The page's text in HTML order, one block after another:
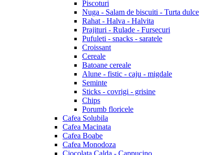
Piscoturi
Nuga - Salam de biscuiti - Turta dulce
Rahat - Halva - Halvita
Prajituri - Rulade - Fursecuri
Pufuleti - snacks - saratele
Croissant
Cereale
Batoane cereale
Alune - fistic - caju - migdale
Seminte
Sticks - covrigi - grisine
Chips
Porumb floricele
Cafea Solubila
Cafea Macinata
Cafea Boabe
Cafea Monodoza